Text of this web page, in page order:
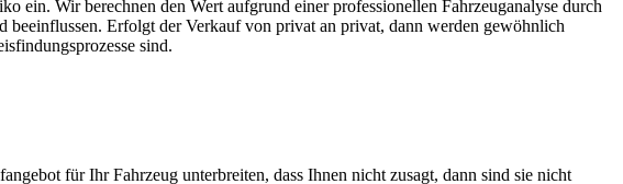
ein. Wir berechnen den Wert aufgrund einer professionellen Fahrzeuganalyse durch
beeinflussen. Erfolgt der Verkauf von privat an privat, dann werden gewöhnlich
sind.
für Ihr Fahrzeug unterbreiten, dass Ihnen nicht zusagt, dann sind sie nicht